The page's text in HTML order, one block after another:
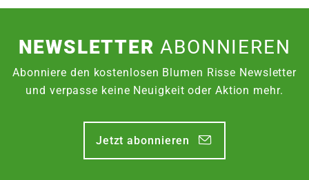
NEWSLETTER ABONNIEREN
Abonniere den kostenlosen Blumen Risse Newsletter
und verpasse keine Neuigkeit oder Aktion mehr.
Jetzt abonnieren